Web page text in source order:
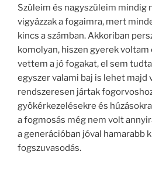
Szüleim és nagyszüleim mindig
vigyázzak a fogaimra, mert
kincs a számban. Akkoriban
komolyan, hiszen gyerek
vettem a jó fogakat, el sem
egyszer valami baj is lehet majd
rendszeresen jártak
gyökérkezelésekre és
a fogmosás még nem volt
a generációban jóval hamarabb
fogszuvasodás.